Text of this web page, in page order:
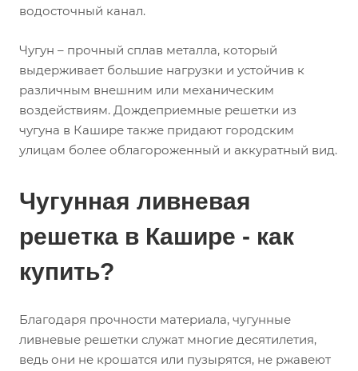
водосточный канал.
Чугун – прочный сплав металла, который
выдерживает большие нагрузки и устойчив к
различным внешним или механическим
воздействиям. Дождеприемные решетки из
чугуна в Кашире также придают городским
улицам более облагороженный и аккуратный вид.
Чугунная ливневая
решетка в Кашире - как
купить?
Благодаря прочности материала, чугунные
ливневые решетки служат многие десятилетия,
ведь они не крошатся или пузырятся, не ржавеют